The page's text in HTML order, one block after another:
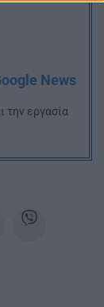
News
την εργασία